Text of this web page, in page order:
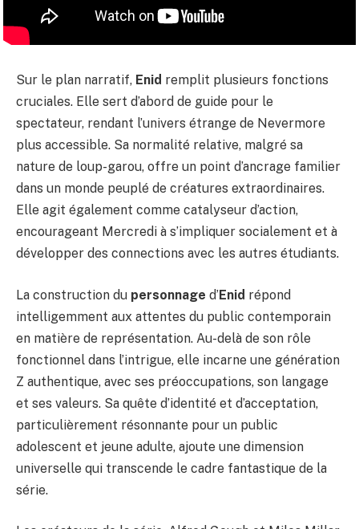
Sur le plan narratif, Enid remplit plusieurs fonctions
cruciales. Elle sert d’abord de guide pour le
spectateur, rendant l’univers étrange de Nevermore
plus accessible. Sa normalité relative, malgré sa
nature de loup-garou, offre un point d’ancrage familier
dans un monde peuplé de créatures extraordinaires.
Elle agit également comme catalyseur d’action,
encourageant Mercredi à s’impliquer socialement et à
développer des connections avec les autres étudiants.
La construction du personnage d’Enid répond
intelligemment aux attentes du public contemporain
en matière de représentation. Au-delà de son rôle
fonctionnel dans l’intrigue, elle incarne une génération
Z authentique, avec ses préoccupations, son langage
et ses valeurs. Sa quête d’identité et d’acceptation,
particulièrement résonnante pour un public
adolescent et jeune adulte, ajoute une dimension
universelle qui transcende le cadre fantastique de la
série.